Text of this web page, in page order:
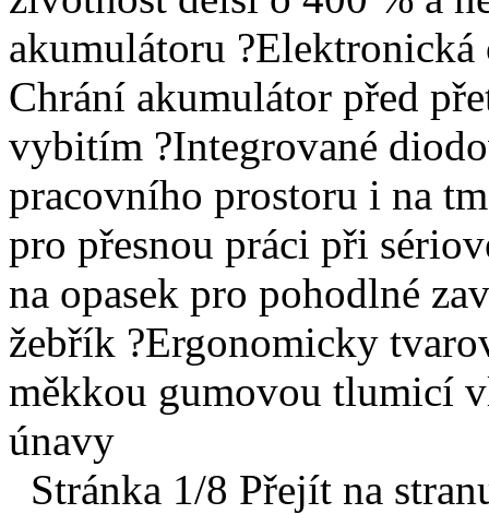
akumulátoru
Chrání akumulátor před
vybitím ?Integrované
pracovního prostoru i na
pro přesnou práci při
na opasek pro pohodlné
žebřík ?Ergonomicky
měkkou gumovou tlumicí
únavy
Stránka 1/8 Přejít na